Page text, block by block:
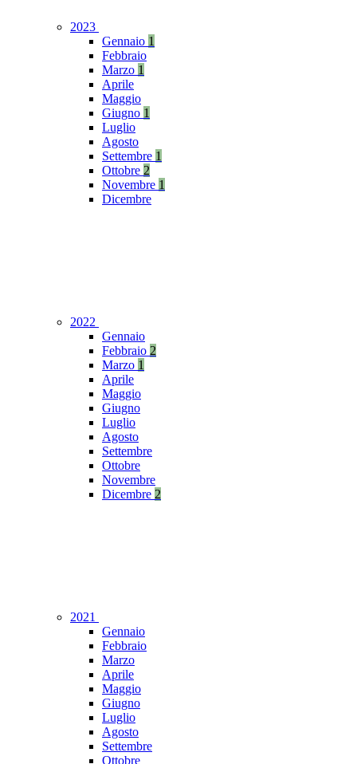
2023
Gennaio 1
Febbraio
Marzo 1
Aprile
Maggio
Giugno 1
Luglio
Agosto
Settembre 1
Ottobre 2
Novembre 1
Dicembre
2022
Gennaio
Febbraio 2
Marzo 1
Aprile
Maggio
Giugno
Luglio
Agosto
Settembre
Ottobre
Novembre
Dicembre 2
2021
Gennaio
Febbraio
Marzo
Aprile
Maggio
Giugno
Luglio
Agosto
Settembre
Ottobre